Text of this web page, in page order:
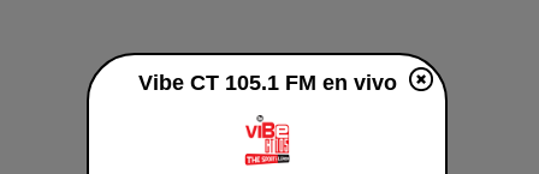
Vibe CT 105.1 FM en vivo